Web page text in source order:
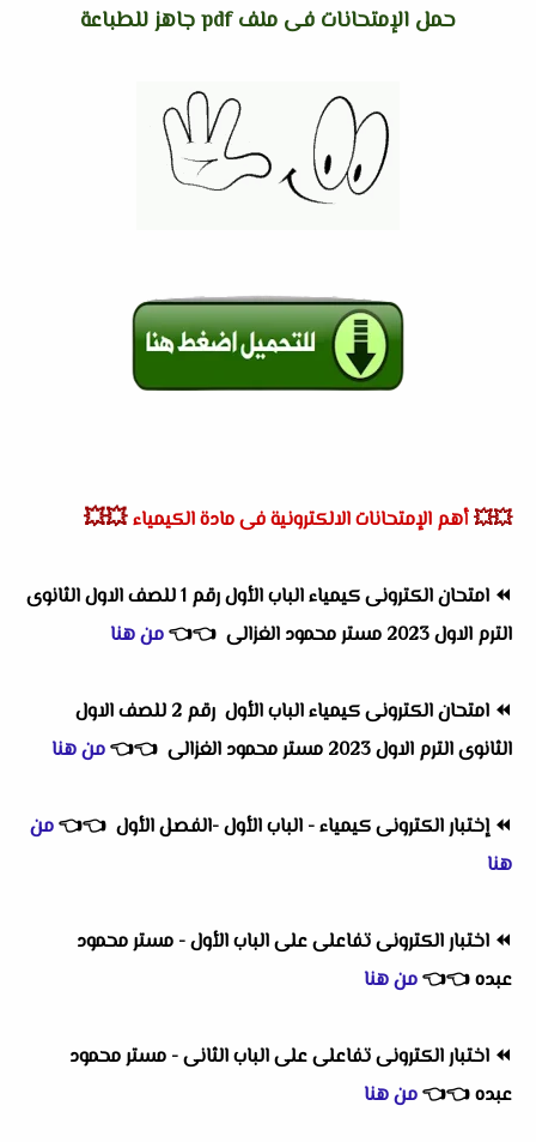
حمل الإمتحانات فى ملف pdf جاهز للطباعة
💥💥 أهم الإمتحانات الالكترونية فى مادة الكيمياء 💥💥
⏪
امتحان الكترونى كيمياء الباب الأول رقم 1 للصف الاول الثانوى
الترم الاول 2023 مستر محمود الغزالى
👈
👈من هنا
⏪
امتحان الكترونى كيمياء الباب الأول رقم 2 للصف الاول
الثانوى الترم الاول 2023 مستر محمود الغزالى
👈
👈من هنا
⏪إختبار الكترونى كيمياء - الباب الأول -الفصل الأول 👈
👈من
هنا
⏪ اختبار الكترونى تفاعلى على الباب الأول - مستر محمود
عبده👈
👈من هنا
⏪ اختبار الكترونى تفاعلى على الباب الثانى - مستر محمود
عبده👈
👈من هنا